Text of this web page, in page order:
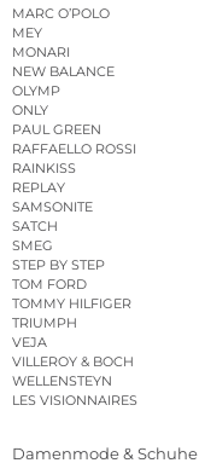
MARC O’POLO
MEY
MONARI
NEW BALANCE
OLYMP
ONLY
PAUL GREEN
RAFFAELLO ROSSI
RAINKISS
REPLAY
SAMSONITE
SATCH
SMEG
STEP BY STEP
TOM FORD
TOMMY HILFIGER
TRIUMPH
VEJA
VILLEROY & BOCH
WELLENSTEYN
LES VISIONNAIRES
Damenmode & Schuhe